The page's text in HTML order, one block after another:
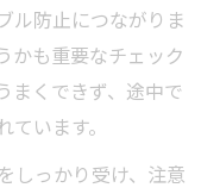
ル防止につながりま
かも重要なチェック
まくできず、途中で
います。
しっかり受け、注意